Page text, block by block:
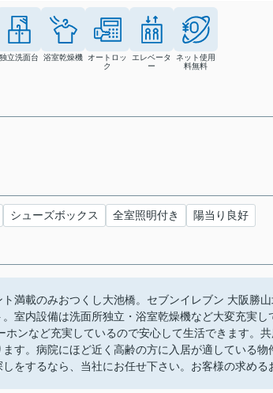
独立洗面台 浴室乾燥機
オートロッ
ク
エレベータ
ー
ネット使用
料無料
シューズボックス 全室照明付き 陽当り良好
ト満載のみおつくし大池橋。セブンイレブン 大阪勝
室内設備は洗面所独立・浴室乾燥機など大変充実
ホンなど充実しているので安心して生活できます。
ます。病院にほど近く高齢の方に入居が適している
をするなら、当社にお任せ下さい。お客様の求める